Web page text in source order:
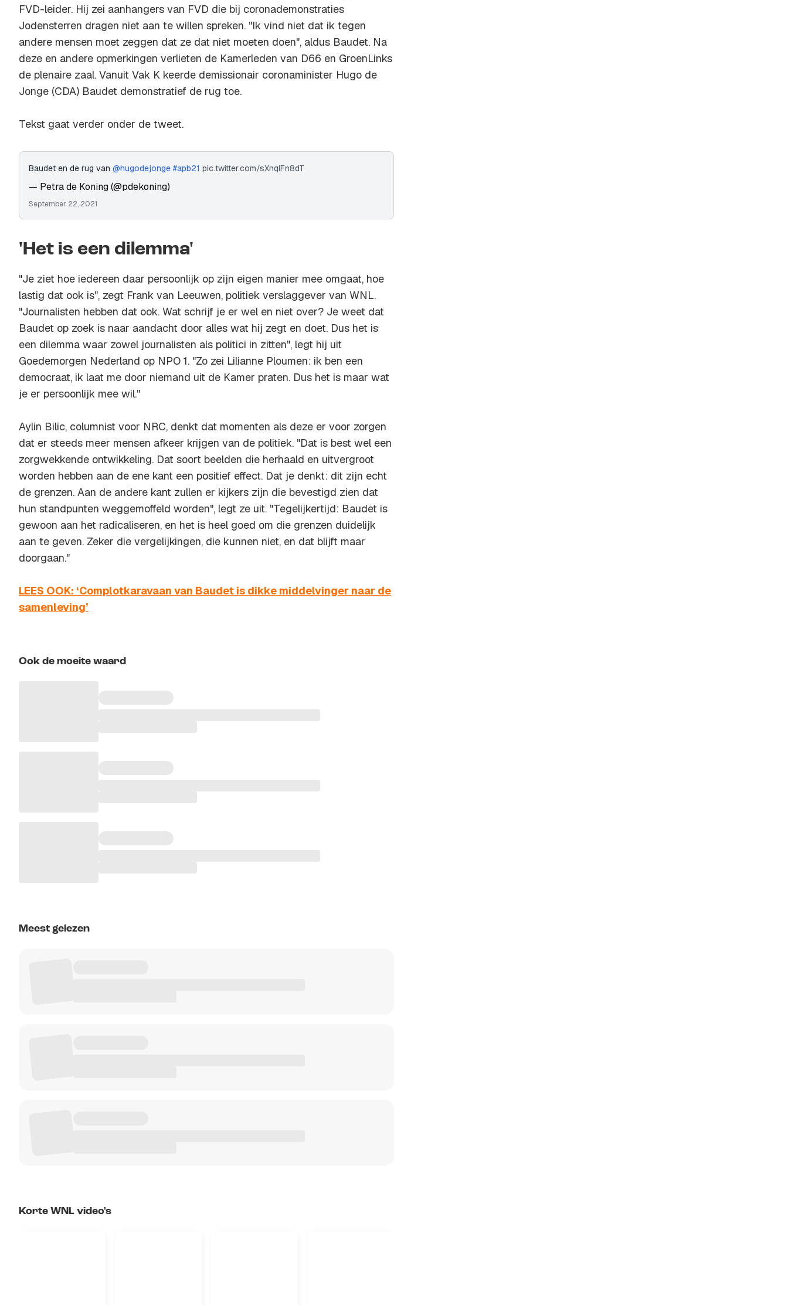
FVD-leider. Hij zei aanhangers van FVD die bij coronademonstraties
Jodensterren dragen niet aan te willen spreken. "Ik vind niet dat ik tegen
andere mensen moet zeggen dat ze dat niet moeten doen", aldus Baudet. Na
deze en andere opmerkingen verlieten de Kamerleden van D66 en GroenLinks
de plenaire zaal. Vanuit Vak K keerde demissionair coronaminister Hugo de
Jonge (CDA) Baudet demonstratief de rug toe.
Tekst gaat verder onder de tweet.
Baudet en de rug van ⁦ @hugodejonge #apb21 pic.twitter.com/sXnqIFn8dT
— Petra de Koning (@pdekoning)
September 22, 2021
'Het is een dilemma'
"Je ziet hoe iedereen daar persoonlijk op zijn eigen manier mee omgaat, hoe
lastig dat ook is", zegt Frank van Leeuwen, politiek verslaggever van WNL.
"Journalisten hebben dat ook. Wat schrijf je er wel en niet over? Je weet dat
Baudet op zoek is naar aandacht door alles wat hij zegt en doet. Dus het is
een dilemma waar zowel journalisten als politici in zitten", legt hij uit
Goedemorgen Nederland op NPO 1. "Zo zei Lilianne Ploumen: ik ben een
democraat, ik laat me door niemand uit de Kamer praten. Dus het is maar wat
je er persoonlijk mee wil."
Aylin Bilic, columnist voor NRC, denkt dat momenten als deze er voor zorgen
dat er steeds meer mensen afkeer krijgen van de politiek. "Dat is best wel een
zorgwekkende ontwikkeling. Dat soort beelden die herhaald en uitvergroot
worden hebben aan de ene kant een positief effect. Dat je denkt: dit zijn echt
de grenzen. Aan de andere kant zullen er kijkers zijn die bevestigd zien dat
hun standpunten weggemoffeld worden", legt ze uit. "Tegelijkertijd: Baudet is
gewoon aan het radicaliseren, en het is heel goed om die grenzen duidelijk
aan te geven. Zeker die vergelijkingen, die kunnen niet, en dat blijft maar
doorgaan."
LEES OOK: ‘Complotkaravaan van Baudet is dikke middelvinger naar de
samenleving’
Ook de moeite waard
Meest gelezen
Korte WNL video's